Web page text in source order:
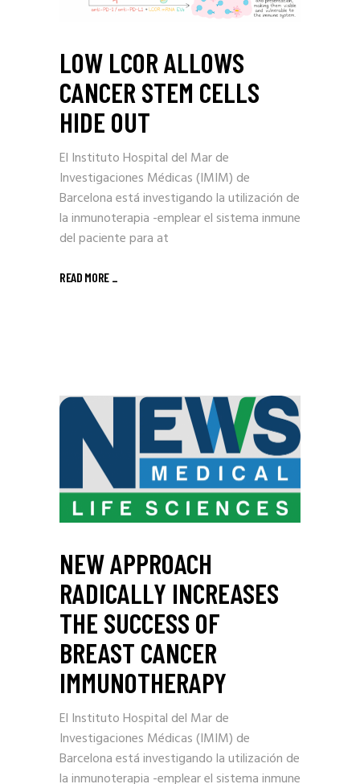
LOW LCOR ALLOWS
CANCER STEM CELLS
HIDE OUT
El Instituto Hospital del Mar de
Investigaciones Médicas (IMIM) de
Barcelona está investigando la utilización de
la inmunoterapia -emplear el sistema inmune
del paciente para at
READ MORE _
NEW APPROACH
RADICALLY INCREASES
THE SUCCESS OF
BREAST CANCER
IMMUNOTHERAPY
El Instituto Hospital del Mar de
Investigaciones Médicas (IMIM) de
Barcelona está investigando la utilización de
la inmunoterapia -emplear el sistema inmune